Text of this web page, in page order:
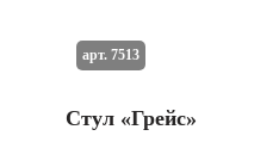
Стул «Грейс»
арт. 7513